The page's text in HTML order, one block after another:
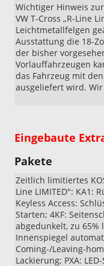
Wichtiger Hinweis
VW T-Cross „R-Line
Leichtmetallfelgen
Ausstattung die 18-
der bisher
Vorlauffahrzeugen
das Fahrzeug mit
ausgeliefert wird.
Eingebaute
Pakete
Zeitlich limitiertes
Line LIMITED": KA1:
Keyless Access:
Starten; 4KF:
abgedunkelt, zu 65%
Innenspiegel
Coming-/Leaving-
Lackierung; PXA: